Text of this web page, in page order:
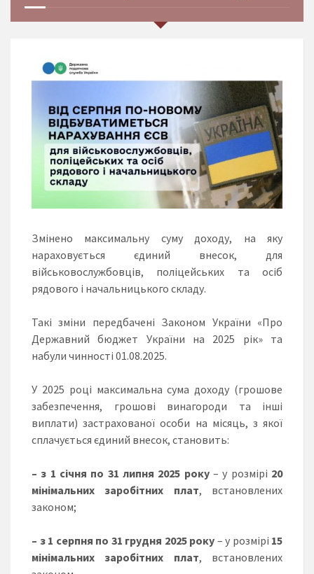
Змінено максимальну суму доходу, на яку
нараховується єдиний внесок, для
військовослужбовців, поліцейських та осіб
рядового і начальницького складу.
Такі зміни передбачені Законом України «Про
Державний бюджет України на 2025 рік» та
набули чинності 01.08.2025.
У 2025 році максимальна сума доходу (грошове
забезпечення, грошові винагороди та інші
виплати) застрахованої особи на місяць, з якої
сплачується єдиний внесок, становить:
– з 1 січня по 31 липня 2025 року– у розмірі 20
мінімальних заробітних плат, встановлених
законом;
– з 1 серпня по 31 грудня 2025 року – у розмірі 15
мінімальних заробітних плат, встановлених